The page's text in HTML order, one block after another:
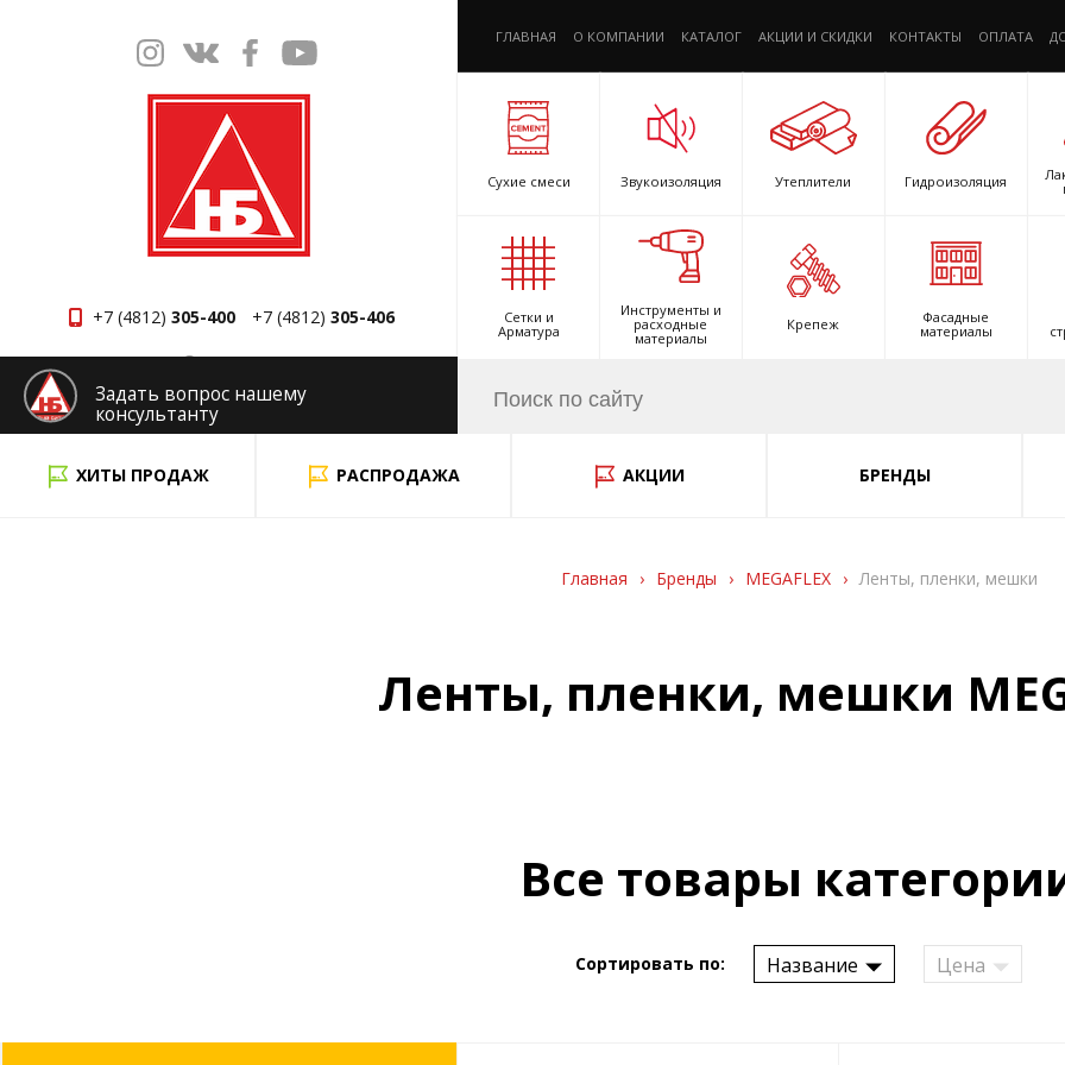
+7 (4812) 305-400 +7 (4812) 305-406
Смоленск
ГЛАВНАЯ О КОМПАНИИ КАТАЛОГ АКЦИИ И СКИДКИ КОНТАКТЫ ОПЛАТА
Сухие смеси Звукоизоляция Утеплители Гидроизоляция
Сетки и
Арматура
Инструменты и
расходные
материалы
Крепеж
Фасадные
материалы
Задать вопрос нашему
консультанту
ХИТЫ ПРОДАЖ
РАСПРОДАЖА АКЦИИ БРЕНДЫ
Главная › Бренды › MEGAFLEX › Ленты, пленки, мешки
Ленты, пленки, мешки
Все товары
Сортировать по: Название Цена